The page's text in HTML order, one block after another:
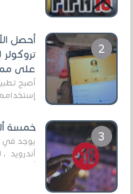
أحصل
على
خمسة
يوجد في
أندرويد